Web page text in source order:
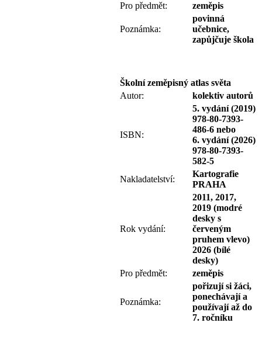
Pro předmět:
zeměpis
Poznámka:
povinná
učebnice,
zapůjčuje škola
Školní zeměpisný atlas světa
Autor:
kolektiv autorů
ISBN:
5. vydání (2019)
978-80-7393-
486-6 nebo
6. vydání (2026)
978-80-7393-
582-5
Nakladatelství:
Kartografie
PRAHA
Rok vydání:
2011, 2017,
2019 (modré
desky s
červeným
pruhem vlevo)
2026 (bílé
desky)
Pro předmět:
zeměpis
Poznámka:
pořizují si žáci,
ponechávají a
používají až do
7. ročníku